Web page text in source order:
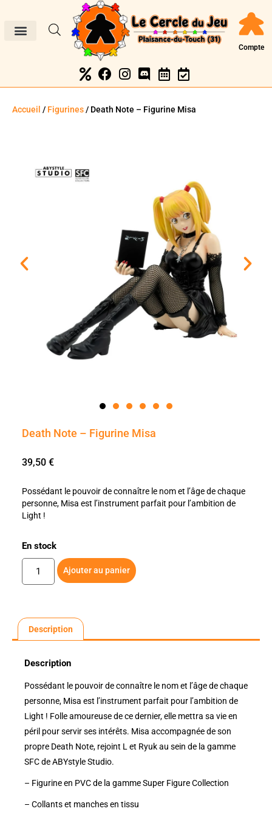
Compte
Accueil / Figurines/ Death Note – Figurine Misa
Death Note – Figurine Misa
39,50 €
Possédant le pouvoir de connaître le nom et l’âge de chaque
personne, Misa est l’instrument parfait pour l’ambition de
Light !
En stock
Ajouter au panier
Description
Description
Possédant le pouvoir de connaître le nom et l’âge de chaque
personne, Misa est l’instrument parfait pour l’ambition de
Light ! Folle amoureuse de ce dernier, elle mettra sa vie en
péril pour servir ses intérêts. Misa accompagnée de son
propre Death Note, rejoint L et Ryuk au sein de la gamme
SFC de ABYstyle Studio.
– Figurine en PVC de la gamme Super Figure Collection
– Collants et manches en tissu